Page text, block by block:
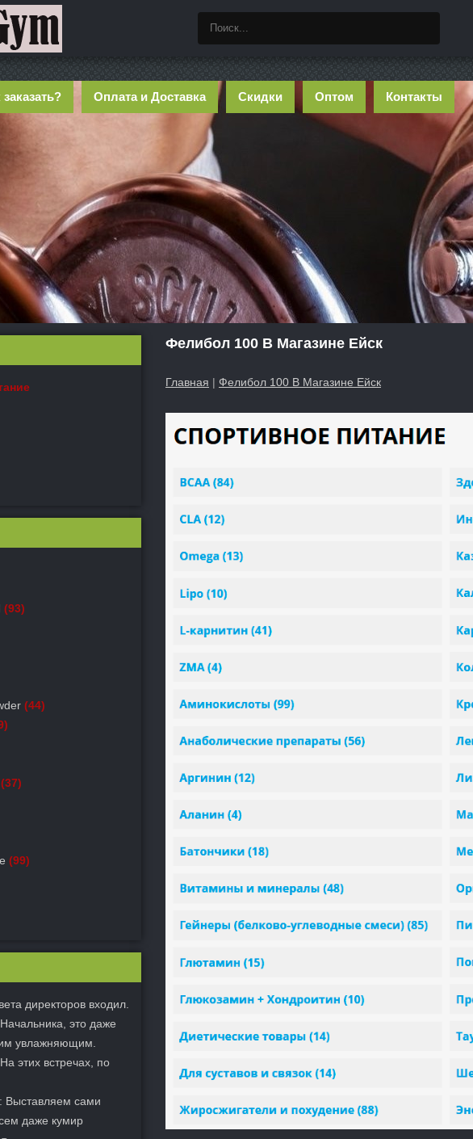
заказать? Оплата и Доставка Скидки Оптом Контакты
Фелибол 100 В Магазине Ейск
Главная | Фелибол 100 В Магазине Ейск
(93)
(44)
(37)
(99)
директоров входил.
это даже
увлажняющим.
этих встречах, по
Выставляем сами
даже кумир